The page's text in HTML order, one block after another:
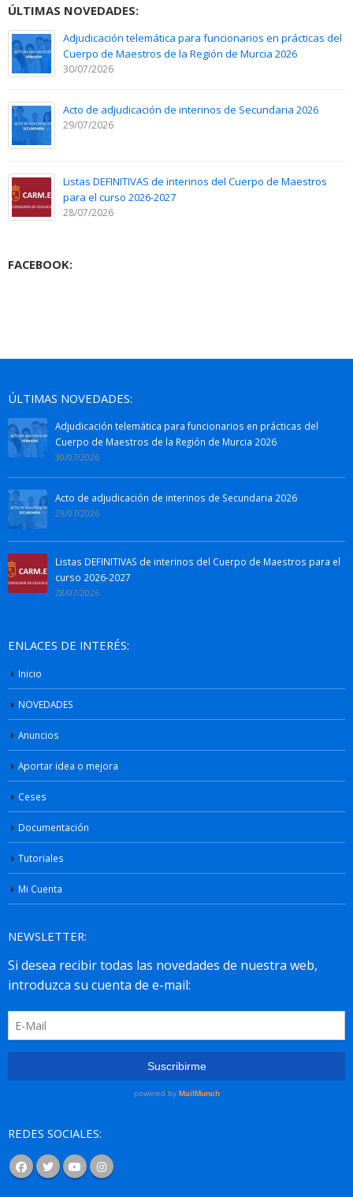
ÚLTIMAS NOVEDADES:
Adjudicación telemática para funcionarios en prácticas del
Cuerpo de Maestros de la Región de Murcia 2026
30/07/2026
Acto de adjudicación de interinos de Secundaria 2026
29/07/2026
Listas DEFINITIVAS de interinos del Cuerpo de Maestros
para el curso 2026-2027
28/07/2026
FACEBOOK:
ÚLTIMAS NOVEDADES:
Adjudicación telemática para funcionarios en prácticas del
Cuerpo de Maestros de la Región de Murcia 2026
30/07/2026
Acto de adjudicación de interinos de Secundaria 2026
29/07/2026
Listas DEFINITIVAS de interinos del Cuerpo de Maestros para el
curso 2026-2027
28/07/2026
ENLACES DE INTERÉS:
Inicio
NOVEDADES
Anuncios
Aportar idea o mejora
Ceses
Documentación
Tutoriales
Mi Cuenta
NEWSLETTER:
REDES SOCIALES: